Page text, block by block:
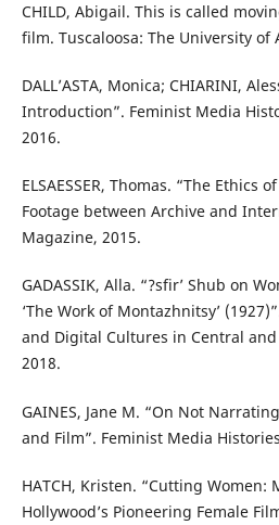
CHILD, Abigail. This is called
film. Tuscaloosa: The University of
DALL’ASTA, Monica; CHIARINI,
Introduction”. Feminist Media
2016.
ELSAESSER, Thomas. “The Ethics
Footage between Archive and
Magazine, 2015.
GADASSIK, Alla. “?sfir’ Shub on
‘The Work of Montazhnitsy’
and Digital Cultures in Central
2018.
GAINES, Jane M. “On Not
and Film”. Feminist Media
HATCH, Kristen. “Cutting Women:
Hollywood’s Pioneering Female